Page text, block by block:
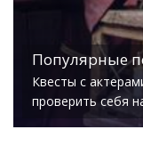
Популярные
Квесты с
проверить себя